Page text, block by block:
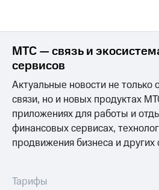
МТС — связь и
сервисов
Актуальные новости не только
связи, но и новых продуктах
приложениях для работы и
финансовых сервисах,
продвижения бизнеса и
Тарифы